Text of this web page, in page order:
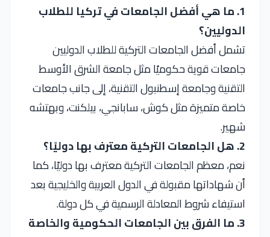
1. ما هي أفضل الجامعات في تركيا للطلاب
الدوليين؟
تشمل أفضل الجامعات التركية للطلاب الدوليين
جامعات قوية حكوميًا مثل جامعة الشرق الأوسط
التقنية وجامعة إسطنبول التقنية، إلى جانب جامعات
خاصة متميزة مثل كوش، سابانجي، بيلكنت، وبهتشه
شهير.
2. هل الجامعات التركية معترف بها دوليًا؟
نعم، معظم الجامعات التركية معترف بها دوليًا، كما
أن شهاداتها مقبولة في الدول العربية والخليجية بعد
استيفاء شروط المعادلة الرسمية في كل دولة.
3. ما الفرق بين الجامعات الحكومية والخاصة